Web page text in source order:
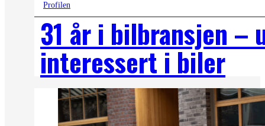
Profilen
31 år i bilbransjen –
interessert i biler